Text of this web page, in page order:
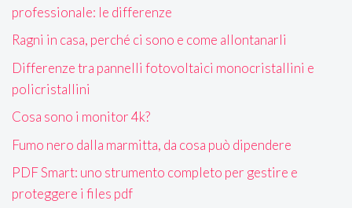
professionale: le differenze
Ragni in casa, perché ci sono e come allontanarli
Differenze tra pannelli fotovoltaici monocristallini e
policristallini
Cosa sono i monitor 4k?
Fumo nero dalla marmitta, da cosa può dipendere
PDF Smart: uno strumento completo per gestire e
proteggere i files pdf